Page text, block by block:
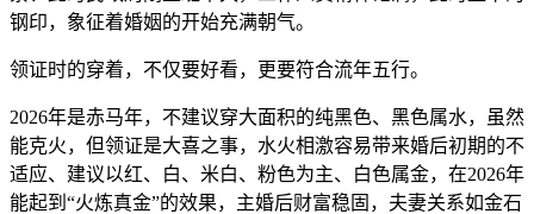
钢印，象征着婚姻的开始充满朝气。
领证时的穿着，不仅要好看，更要符合流年五行。
2026年是赤马年，不建议穿大面积的纯黑色、黑色属水，虽然
能克火，但领证是大喜之事，水火相激容易带来婚后初期的不
适应、建议以红、白、米白、粉色为主、白色属金，在2026年
能起到“火炼真金”的效果，主婚后财富稳固，夫妻关系如金石